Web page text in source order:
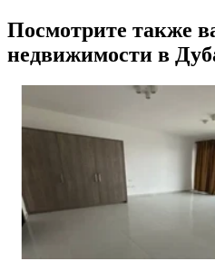
Посмотрите также
недвижимости в